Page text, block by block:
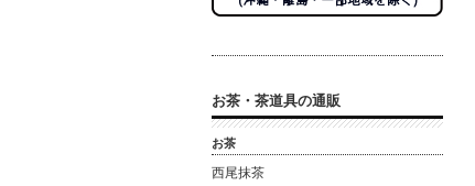
お茶・茶道具の通販
お茶
西尾抹茶